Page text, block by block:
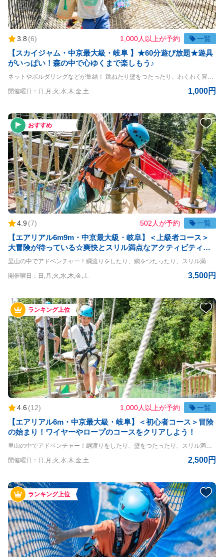
3.8 (6) 1,000人以上が予約 一覧
【スカイジャム・中京最大級・岐阜 】★60分遊び放題★遊具
がいっぱい！森の中で心ゆくまで楽しもう♪
ネットやボルダリングなどが集結！ 跳ねたり壁をつたったり、わくわく冒険が今ここにある！ 高さ3mだからスリルも◎ 幼い子も思う存分楽しもう！！ ☆60分間遊び放題だから心ゆくまで楽しめます☆ ◇コースの詳細◇ 高さ：3m ぴょんぴょんネット、ボルダリング、ボール（固定）、丸太、くぐり抜けロープ ◇利用条件◇ 3歳以上 体重10kg~30kg未満 ※小学生未満は保護者同伴（同伴者も有料） ＝＝＝＝ 〇PANZAぎふ清流里山公園 PANZAぎふ清流里山公園は、自然豊かな里山の景観を楽しめるアウトドア施設です。 広大な公園内には、木々に囲まれた冒険アスレチック「MegaZIP」「Aerial」「SkyJAM」があり、子供から大人まで楽しめるアクティビティが満載です。 高所アスレチックやジップラインなど、スリル満点のチャレンジが待っており、初心者から上級者まで幅広く楽しめます。 家族や友人と一緒に、都会の喧騒を離れてアクティブに過ごす一日を満喫できる、岐阜県の魅力を堪能できるスポットです
開催曜日：日,月,火,水,木,金,土 1,000円
おすすめ
4.9 (7) 502人が予約 一覧
【エアリアル6m9m・中京最大級・岐阜】＜上級者コース＞
大冒険が待っている☆爽快とスリル満点なアクティビティコ
ース！
里山の中でアドベンチャー！綱渡りをしたり、網をつたったり、スリル満点の空中大冒険！ エアリアル6m&9m体験コースです。 おひとりさまはもちろん、団体様も参加OK！お待ちしております ◇コースの詳細◇ 高さ：6m&9m ◇利用条件◇ 小学生以上 体重30kg~120kg 身長120cm以上 ※140cm以下は同伴者が必要（同伴者も有料） ＝＝＝＝ 〇PANZAぎふ清流里山公園 PANZAぎふ清流里山公園は、自然豊かな里山の景観を楽しめるアウトドア施設です。 広大な公園内には、木々に囲まれた冒険アスレチック「MegaZIP」「Aerial」「SkyJAM」があり、子供から大人まで楽しめるアクティビティが満載です。 高所アスレチックやジップラインなど、スリル満点のチャレンジが待っており、初心者から上級者まで幅広く楽しめます。 家族や友人と一緒に、都会の喧騒を離れてアクティブに過ごす一日を満喫できる、岐阜県の魅力を堪能できるスポットです。
開催曜日：日,月,火,水,木,金,土 3,500円
ランキング上位
4.6 (12) 1,000人以上が予約 一覧
【エアリアル6m・中京最大級・岐阜】＜初心者コース＞冒険
の始まり！ワイヤーやロープのコースをクリアしよう！
里山の中でアドベンチャー！綱渡りをしたり、壁をつたったり、スリル満点の空中大冒険！ エアリアル6m体験コースです。 おひとりさまはもちろん、団体様も参加OK！お待ちしております ◇コースの詳細◇ 高さ：6m ◇利用条件◇ 小学生以上 体重20kg~120kg 身長120cm以上 ※140cm以下は同伴者が必要（同伴者も有料） ＝＝＝＝ 〇PANZAぎふ清流里山公園 PANZAぎふ清流里山公園は、自然豊かな里山の景観を楽しめるアウトドア施設です。 広大な公園内には、木々に囲まれた冒険アスレチック「MegaZIP」「Aerial」「SkyJAM」があり、子供から大人まで楽しめるアクティビティが満載です。 高所アスレチックやジップラインなど、スリル満点のチャレンジが待っており、初心者から上級者まで幅広く楽しめます。 家族や友人と一緒に、都会の喧騒を離れてアクティブに過ごす一日を満喫できる、岐阜県の魅力を堪能できるスポットです。
開催曜日：日,月,火,水,木,金,土 2,500円
ランキング上位